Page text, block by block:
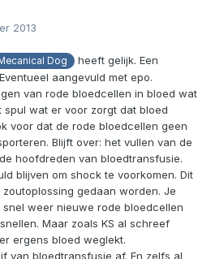
2013
Dog
heeft gelijk. Een
aangevuld met epo.
van rode bloedcellen in bloed wat
spul wat er voor zorgt dat bloed
voor dat de rode bloedcellen geen
Blijft over: het vullen van de
hoofdreden van bloedtransfusie.
blijven om shock te voorkomen. Dit
gedaan worden. Je
weer nieuwe rode bloedcellen
Maar zoals KS al schreef
ergens bloed weglekt.
van bloedtransfusie af. En zelfs al